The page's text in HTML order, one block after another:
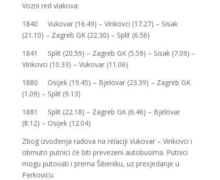
Vozni red vlakova:
1840 Vukovar (16.49) – Vinkovci (17.27) – Sisak
(21.10) – Zagreb GK (22.30) – Split (6.56)
1841 Split (20.59) – Zagreb GK (5.59) – Sisak (7.09) –
Vinkovci (10.33) – Vukovar (11.06)
1880 Osijek (19.45) – Bjelovar (23.39) – Zagreb GK
(1.09) – Split (9.13)
1881 Split (22.18) – Zagreb GK (6.46) – Bjelovar
(8.12) – Osijek (12.04)
Zbog izvođenja radova na relaciji Vukovar – Vinkovci i
obrnuto putnici će biti prevezeni autobusima. Putnici
mogu putovati i prema Šibeniku, uz presjedanje u
Perkoviću.